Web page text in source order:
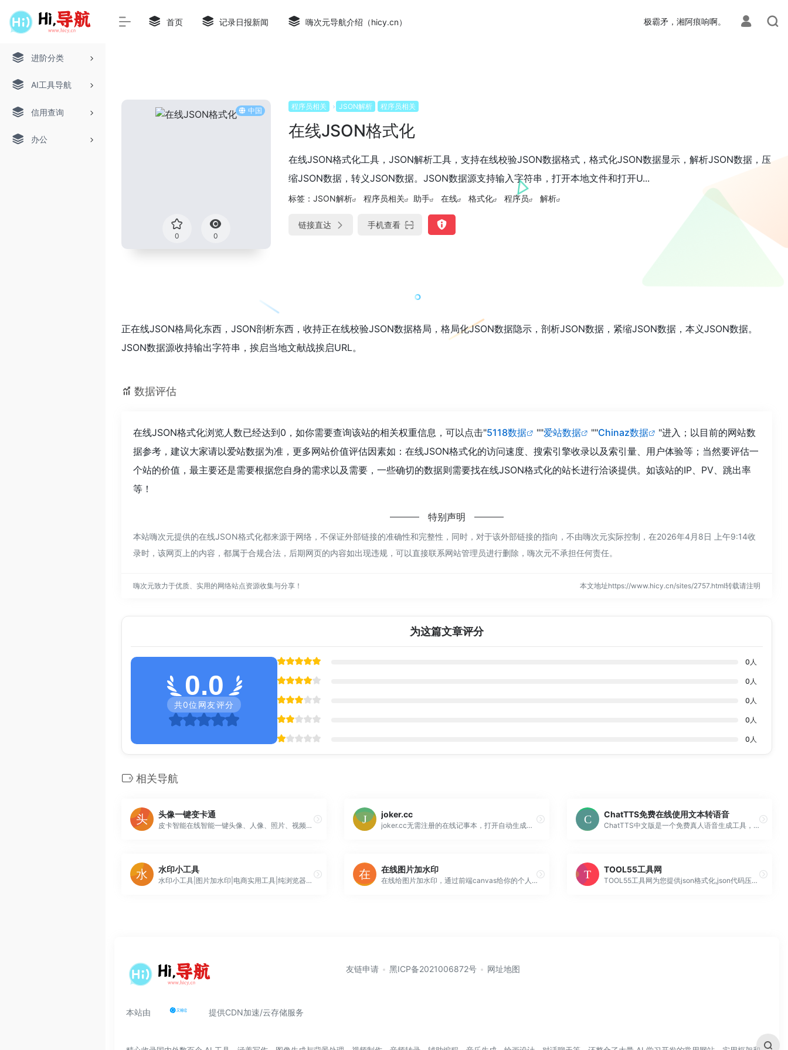
进阶分类
AI工具导航
信用查询
办公
首页 记录日报新闻 嗨次元导航介绍（hicy.cn） 极霸矛，湘阿痕响啊。
中国
0 0
程序员相关 JSON解析 程序员相关
在线JSON格式化
在线JSON格式化工具，JSON解析工具，支持在线校验JSON数据格式，格式化JSON数据显示，解析JSON数据，压
缩JSON数据，转义JSON数据。JSON数据源支持输入字符串，打开本地文件和打开U...
标签： JSON解析 程序员相关 助手 在线 格式化 程序员 解析
链接直达 手机查看
正在线JSON格局化东西，JSON剖析东西，收持正在线校验JSON数据格局，格局化JSON数据隐示，剖析JSON数据，紧缩JSON数据，本义JSON数据。
JSON数据源收持输出字符串，挨启当地文献战挨启URL。
数据评估
在线JSON格式化浏览人数已经达到0，如你需要查询该站的相关权重信息，可以点击"5118数据 ""爱站数据 ""Chinaz数据
"进入；以目前的网站数
据参考，建议大家请以爱站数据为准，更多网站价值评估因素如：在线JSON格式化的访问速度、搜索引擎收录以及索引量、用户体验等；当然要评估一
个站的价值，最主要还是需要根据您自身的需求以及需要，一些确切的数据则需要找在线JSON格式化的站长进行洽谈提供。如该站的IP、PV、跳出率
等！
特别声明
本站嗨次元提供的在线JSON格式化都来源于网络，不保证外部链接的准确性和完整性，同时，对于该外部链接的指向，不由嗨次元实际控制，在2026年4月8日 上午9:14收
录时，该网页上的内容，都属于合规合法，后期网页的内容如出现违规，可以直接联系网站管理员进行删除，嗨次元不承担任何责任。
嗨次元致力于优质、实用的网络站点资源收集与分享！ 本文地址https://www.hicy.cn/sites/2757.html转载请注明
为这篇文章评分
0.0
共0位网友评分
0 人
0 人
0 人
0 人
0 人
相关导航
头像一键变卡通
皮卡智能在线智能一键头像、人像、照片、视频制作漫画、动漫、动画片,生成头像,情侣头像,头像图片,女生头像,男生头像,qq头像,微信头像
joker.cc
joker.cc无需注册的在线记事本，打开自动生成一个网址，快速记录。方便临时记事，传递分享文本，随时随地查看。支持自定义网址，分享在线笔记。
ChatTTS免费在线使用文本转语音
ChatTTS中文版是一个免费真人语音生成工具，ChatTTS专为对话场景而设计。它非常适合大型语言模型助手的对话任务，以及对话式音频和视频介绍等应用。该模型支持中文和英文，在语音合成中表现出很高的质量和自然度。这一性能水平是通过在约100,000小时的中文和英文数据上进行训练实现的。
水印小工具
水印小工具|图片加水印|电商实用工具|纯浏览器操作|处理不会上传服务器保护隐私
在线图片加水印
在线给图片加水印，通过前端canvas给你的个人证件加上水印，防止身份证复印件被盗。纯前端加水印，拒绝上传保证个人信息安全！
TOOL55工具网
TOOL55工具网为您提供json格式化,json代码压缩,json校验解析,json数组解析,json转xml,xml转json,json解析,json在线解析,json在线解析及格式化,unix时间戳转换,CSS美化压缩,json美化,json格式化输出,json数组,json实体类,json视...
本站由 提供CDN加速/云存储服务
友链申请 黑ICP备2021006872号 网址地图